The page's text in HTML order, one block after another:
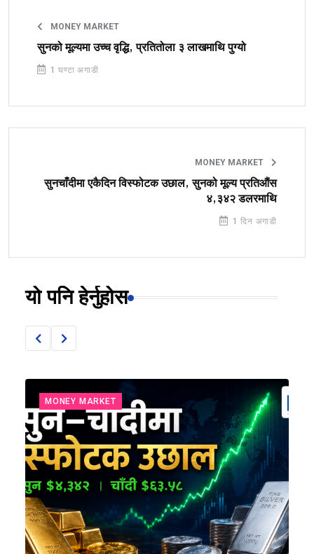
MONEY MARKET
सुनको मूल्यमा उच्च वृद्धि, प्रतितोला ३ लाखमाथि पुग्यो
1 घण्टा अगाडी
MONEY MARKET
सुनचाँदीमा एकैदिन विस्फोटक उछाल, सुनको मूल्य प्रतिऔंस
४,३४२ डलरमाथि
1 दिन अगाडी
यो पनि हेर्नुहोस
MONEY MARKET